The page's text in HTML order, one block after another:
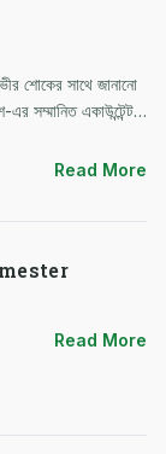
এর সম্মানিত একাউন্টেন্ট
মিনিটে হৃদরোগ
করেছেন (ইন্না…
Read More
Read More